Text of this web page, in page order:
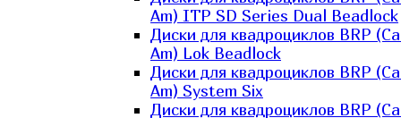
Am) ITP SD Series Dual Beadlock
Диски для квадроциклов BRP
Am) Lok Beadlock
Диски для квадроциклов BRP
Am) System Six
Диски для квадроциклов BRP